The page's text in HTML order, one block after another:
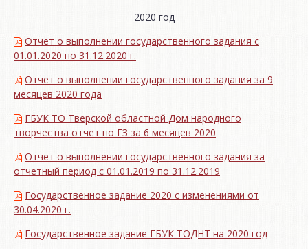
2020 год
Отчет о выполнении государственного задания с
01.01.2020 по 31.12.2020 г.
Отчет о выполнении государственного задания за 9
месяцев 2020 года
ГБУК ТО Тверской областной Дом народного
творчества отчет по ГЗ за 6 месяцев 2020
Отчет о выполнении государственного задания за
отчетный период с 01.01.2019 по 31.12.2019
Государственное задание 2020 с изменениями от
30.04.2020 г.
Государственное задание ГБУК ТОДНТ на 2020 год